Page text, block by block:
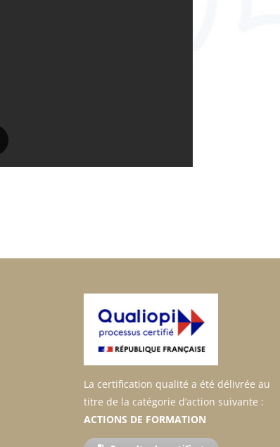
La certification qualité a été délivrée au
titre de la catégorie d’action suivante :
ACTIONS DE FORMATION